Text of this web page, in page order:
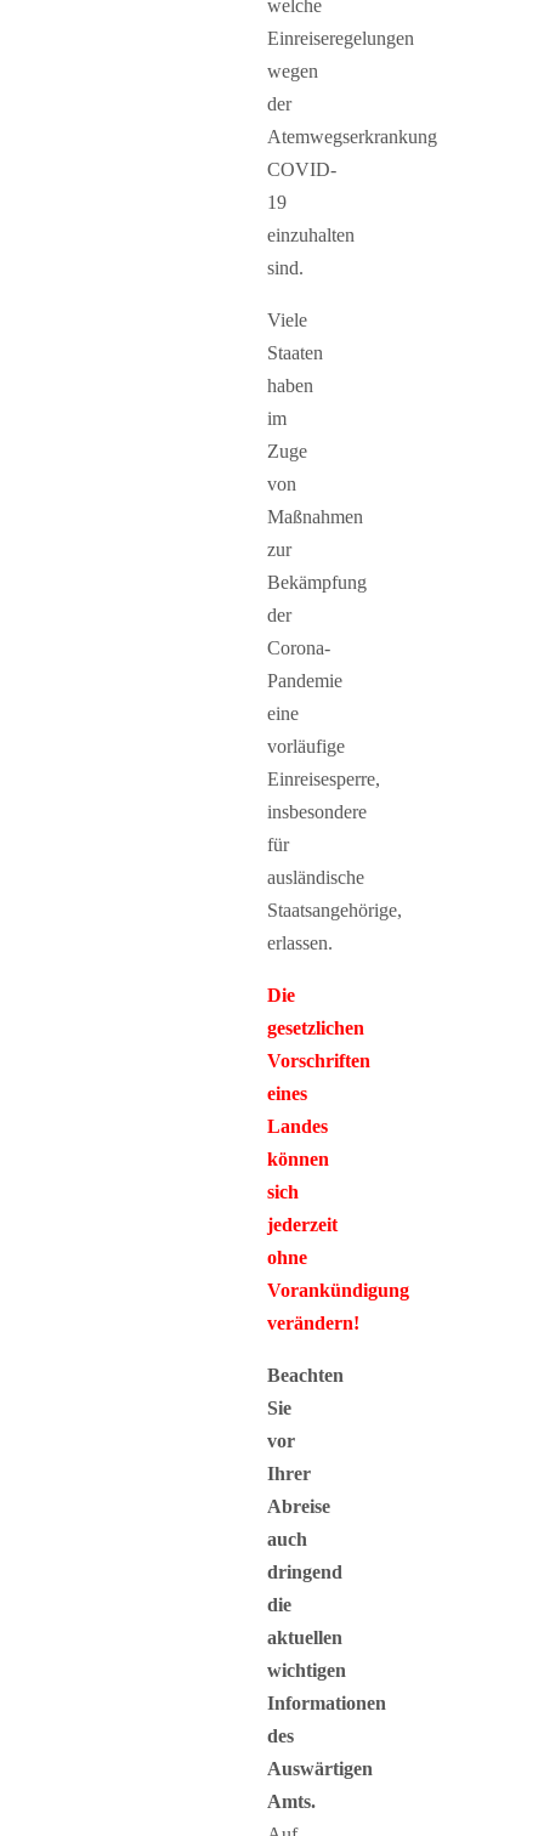
welche
Einreiseregelungen
wegen
der
Atemwegserkrankung
COVID-
19
einzuhalten
sind.
Viele
Staaten
haben
im
Zuge
von
Maßnahmen
zur
Bekämpfung
der
Corona-
Pandemie
eine
vorläufige
Einreisesperre,
insbesondere
für
ausländische
Staatsangehörige,
erlassen.
Die
gesetzlichen
Vorschriften
eines
Landes
können
sich
jederzeit
ohne
Vorankündigung
verändern!
Beachten
Sie
vor
Ihrer
Abreise
auch
dringend
die
aktuellen
wichtigen
Informationen
des
Auswärtigen
Amts.